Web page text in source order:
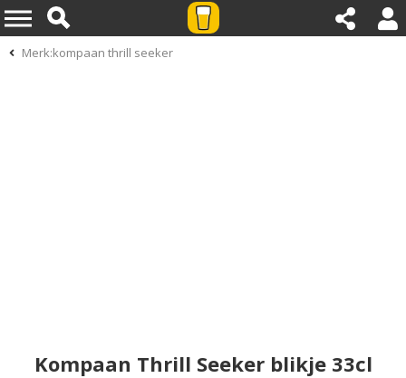
Merk:kompaan thrill seeker
Kompaan Thrill Seeker blikje 33cl